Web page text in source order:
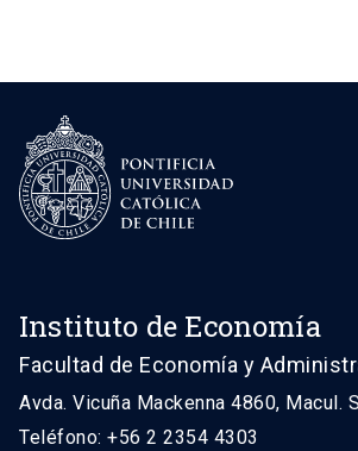
Instituto de Economía
Facultad de Economía y
Avda. Vicuña Mackenna 4860, Macul.
Teléfono: +56 2 2354 4303